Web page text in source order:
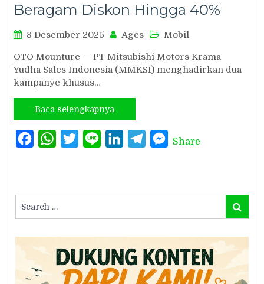
Beragam Diskon Hingga 40%
8 Desember 2025 Ages Mobil
OTO Mounture — PT Mitsubishi Motors Krama
Yudha Sales Indonesia (MMKSI) menghadirkan dua
kampanye khusus…
Baca selengkapnya
FacebookWhatsAppTwitterLine LinkedInTelegramMessenger
Share
for:
Search